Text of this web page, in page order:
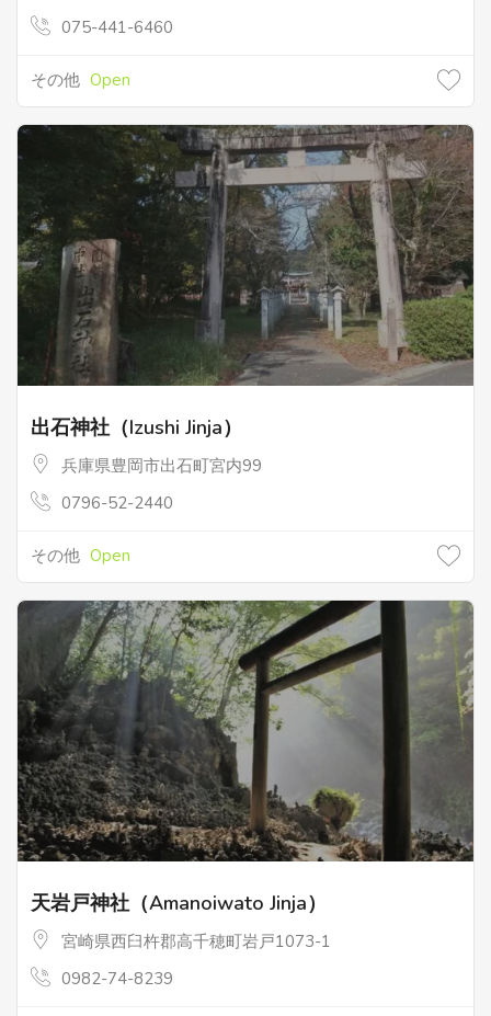
075-441-6460
その他 Open
出石神社（Izushi Jinja）
兵庫県豊岡市出石町宮内99
0796-52-2440
その他 Open
天岩戸神社（Amanoiwato Jinja）
宮崎県西臼杵郡高千穂町岩戸1073-1
0982-74-8239